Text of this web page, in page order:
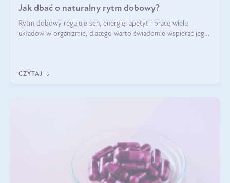
Jak dbać o naturalny rytm dobowy?
Rytm dobowy reguluje sen, energię, apetyt i pracę wielu
układów w organizmie, dlatego warto świadomie wspierać jego
CZYTAJ